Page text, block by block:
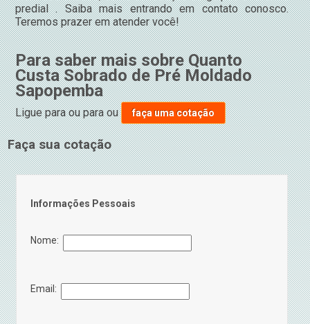
predial . Saiba mais entrando em contato conosco.
Teremos prazer em atender você!
Para saber mais sobre Quanto
Custa Sobrado de Pré Moldado
Sapopemba
Ligue paraou paraou faça uma cotação
Faça sua cotação
Informações Pessoais
Nome:
Email: